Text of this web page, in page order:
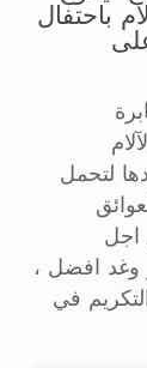
باحتفال
لتحمل
اجل
افضل ،
في